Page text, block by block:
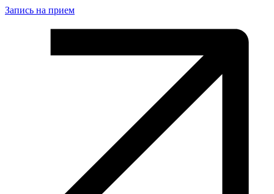
Запись на прием